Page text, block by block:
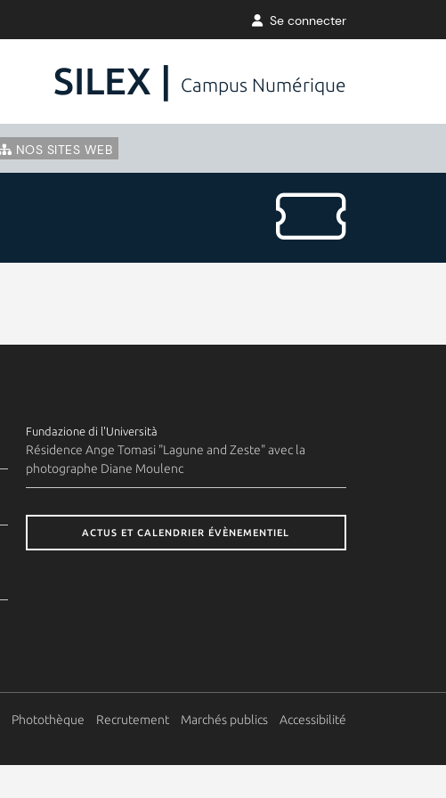
Se connecter
SILEX | Campus Numérique
NOS SITES WEB
Fundazione di l'Università
Résidence Ange Tomasi "Lagune and Zeste" avec la
photographe Diane Moulenc
ACTUS ET CALENDRIER ÉVÈNEMENTIEL
Photothèque Recrutement Marchés publics Accessibilité